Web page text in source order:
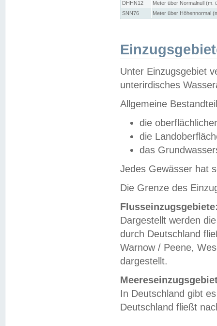
DHHN12
Meter über Normalnull (m.
SNN76
Meter über Höhennormal
Unter Einzugsgebiet
unterirdisches
Allgemeine
die
die
das
Jedes Gewässer hat
Die Grenze des
Dargestellt werden
durch Deutschland
Warnow / Peene,
dargestellt.
In Deutschland gibt
Deutschland fließt